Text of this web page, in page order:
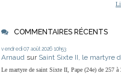
COMMENTAIRES RÉCENTS
vendredi 07 août 2026 10h53
Arnaud sur Saint Sixte II, le martyre
Le martyre de saint Sixte II, Pape (24e) de 257 à